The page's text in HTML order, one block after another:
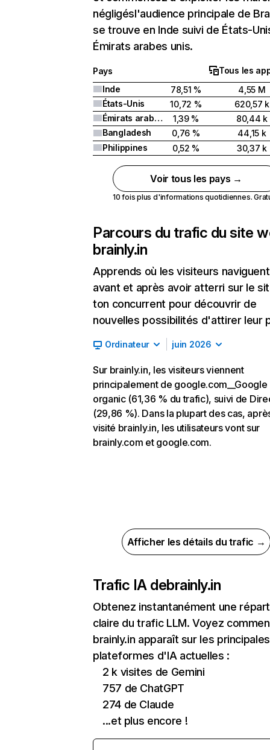
négligésl'audience principale de
se trouve en Inde suivi de États-
Émirats arabes unis.
Pays
Tous les
Inde
78,51 %
4,55 M
États-Unis
10,72 %
620,57 k
Émirats arabes unis
1,39 %
80,44 k
Bangladesh
0,76 %
44,15 k
Philippines
0,52 % 30,37 k
Voir tous les pays →
10 fois plus d'informations quotidiennes.
Parcours du trafic du site
brainly.in
Apprends où les visiteurs naviguent
avant et après avoir atterri sur le
ton concurrent pour découvrir de
nouvelles possibilités d'attirer leur
Ordinateur juin 2026
Sur brainly.in, les visiteurs viennent
principalement de google.com__Google
organic (61,36 % du trafic), suivi de
(29,86 %). Dans la plupart des cas,
visité brainly.in, les utilisateurs vont sur
brainly.com et google.com.
Afficher les détails du trafic →
Trafic IA debrainly.in
Obtenez instantanément une
claire du trafic LLM. Voyez
brainly.in apparaît sur les principales
plateformes d'IA actuelles :
2 k visites de Gemini
757 de ChatGPT
274 de Claude
...et plus encore !